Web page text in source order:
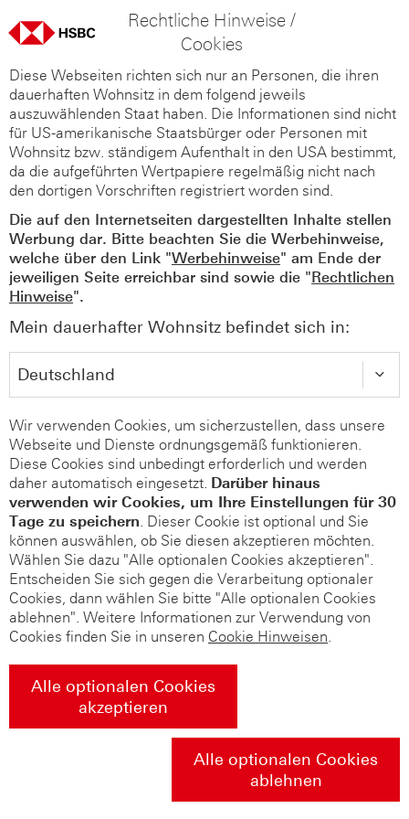
Rechtliche Hinweise /
Cookies
Diese Webseiten richten sich nur an Personen, die ihren
dauerhaften Wohnsitz in dem folgend jeweils
auszuwählenden Staat haben. Die Informationen sind nicht
für US-amerikanische Staatsbürger oder Personen mit
Wohnsitz bzw. ständigem Aufenthalt in den USA bestimmt,
da die aufgeführten Wertpapiere regelmäßig nicht nach
den dortigen Vorschriften registriert worden sind.
Die auf den Internetseiten dargestellten Inhalte stellen
Werbung dar. Bitte beachten Sie die Werbehinweise,
welche über den Link "Werbehinweise" am Ende der
jeweiligen Seite erreichbar sind sowie die "Rechtlichen
Hinweise".
Mein dauerhafter Wohnsitz befindet sich in:
Wir verwenden Cookies, um sicherzustellen, dass unsere
Webseite und Dienste ordnungsgemäß funktionieren.
Diese Cookies sind unbedingt erforderlich und werden
daher automatisch eingesetzt. Darüber hinaus
verwenden wir Cookies, um Ihre Einstellungen für 30
Tage zu speichern. Dieser Cookie ist optional und Sie
können auswählen, ob Sie diesen akzeptieren möchten.
Wählen Sie dazu "Alle optionalen Cookies akzeptieren".
Entscheiden Sie sich gegen die Verarbeitung optionaler
Cookies, dann wählen Sie bitte "Alle optionalen Cookies
ablehnen". Weitere Informationen zur Verwendung von
Cookies finden Sie in unseren Cookie Hinweisen.
Alle optionalen Cookies
akzeptieren
Alle optionalen Cookies
ablehnen